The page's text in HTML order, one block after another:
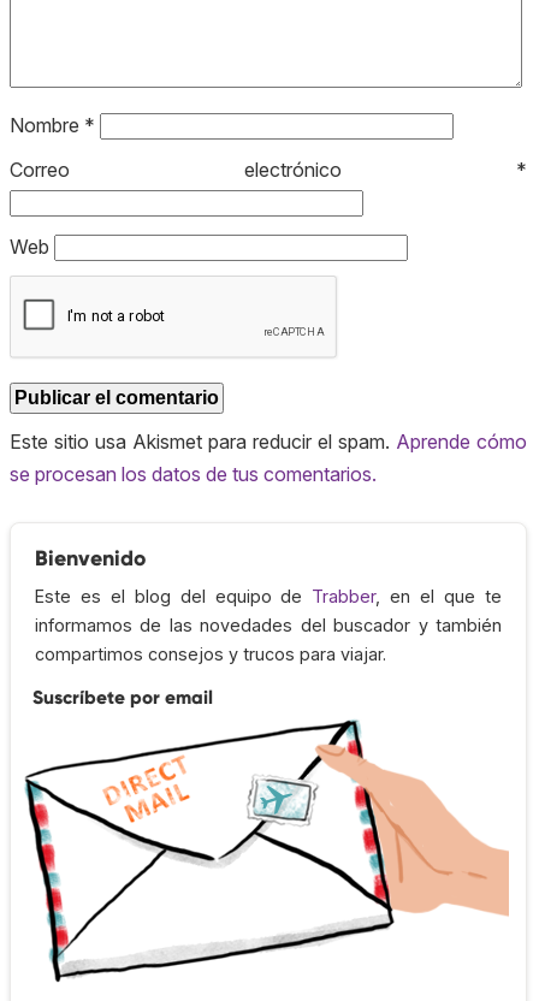
Nombre *
Correo electrónico *
Web
Este sitio usa Akismet para reducir el spam. Aprende cómo
se procesan los datos de tus comentarios.
Bienvenido
Este es el blog del equipo de Trabber, en el que te
informamos de las novedades del buscador y también
compartimos consejos y trucos para viajar.
Suscríbete por email